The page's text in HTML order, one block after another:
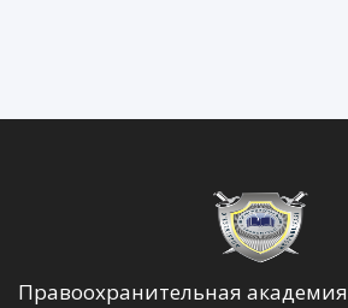
Правоохранительная академия